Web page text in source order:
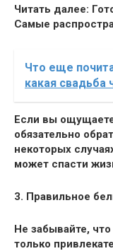
Читать далее:
Самые
Что еще
какая свадьба
Если вы
обязательно
некоторых
может спасти
3. Правильное
Не забывайте, что
только